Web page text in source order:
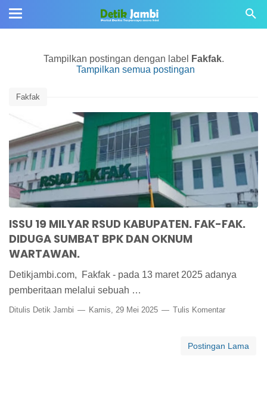
Tampilkan postingan dengan label Fakfak.
Tampilkan semua postingan
Fakfak
ISSU 19 MILYAR RSUD KABUPATEN. FAK-FAK.
DIDUGA SUMBAT BPK DAN OKNUM
WARTAWAN.
Detikjambi.com, Fakfak - pada 13 maret 2025 adanya
pemberitaan melalui sebuah …
Ditulis Detik Jambi Kamis, 29 Mei 2025 Tulis Komentar
Postingan Lama